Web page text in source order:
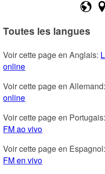
Toutes les langues
Voir cette page en Anglais:
online
Voir cette page en Allemand:
online
Voir cette page en Portugais:
FM ao vivo
Voir cette page en Espagnol:
FM en vivo